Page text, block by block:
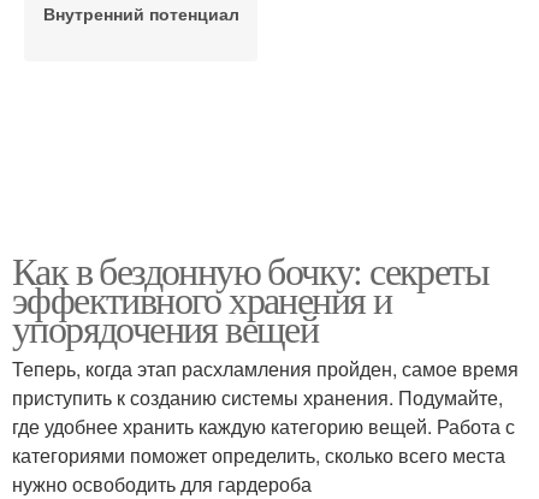
Внутренний потенциал
Как в бездонную бочку: секреты
эффективного хранения и
упорядочения вещей
Теперь, когда этап расхламления пройден, самое время
приступить к созданию системы хранения. Подумайте,
где удобнее хранить каждую категорию вещей. Работа с
категориями поможет определить, сколько всего места
нужно освободить для гардероба